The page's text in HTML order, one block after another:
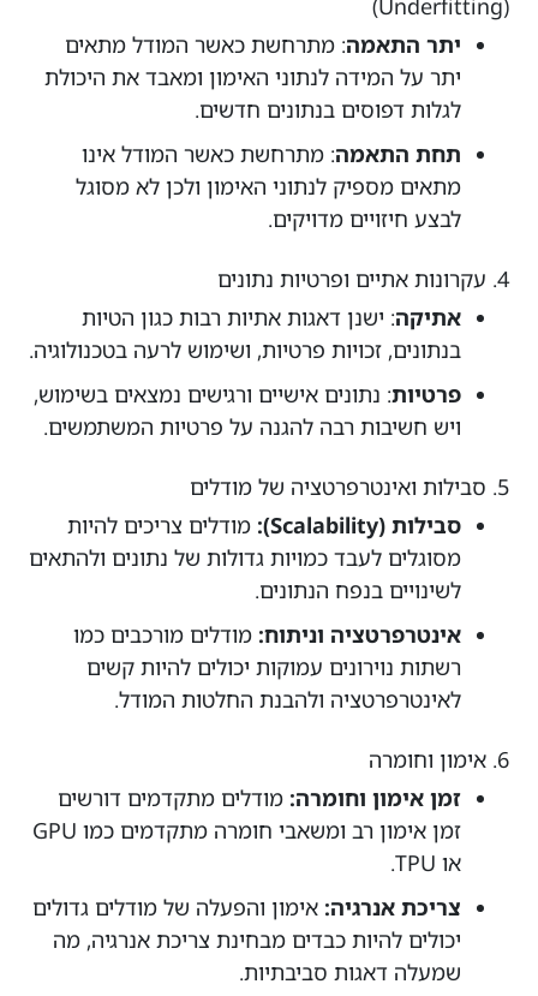
(Underfitting)
יתר התאמה: מתרחשת כאשר המודל מתאים
יתר על המידה לנתוני האימון ומאבד את היכולת
לגלות דפוסים בנתונים חדשים.
תחת התאמה: מתרחשת כאשר המודל אינו
מתאים מספיק לנתוני האימון ולכן לא מסוגל
לבצע חיזויים מדויקים.
4. עקרונות אתיים ופרטיות נתונים
אתיקה: ישנן דאגות אתיות רבות כגון הטיות
בנתונים, זכויות פרטיות, ושימוש לרעה בטכנולוגיה.
פרטיות: נתונים אישיים ורגישים נמצאים בשימוש,
ויש חשיבות רבה להגנה על פרטיות המשתמשים.
5. סבילות ואינטרפרטציה של מודלים
סבילות (Scalability):
מודלים צריכים להיות
מסוגלים לעבד כמויות גדולות של נתונים ולהתאים
לשינויים בנפח הנתונים.
אינטרפרטציה וניתוח: מודלים מורכבים כמו
רשתות נוירונים עמוקות יכולים להיות קשים
לאינטרפרטציה ולהבנת החלטות המודל.
6. אימון וחומרה
זמן אימון וחומרה: מודלים מתקדמים דורשים
זמן אימון רב ומשאבי חומרה מתקדמים כמו GPU
או TPU.
צריכת אנרגיה: אימון והפעלה של מודלים גדולים
יכולים להיות כבדים מבחינת צריכת אנרגיה, מה
שמעלה דאגות סביבתיות.